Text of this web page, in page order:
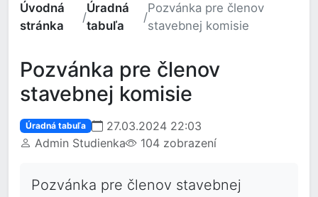
Úvodná
stránka
/
Úradná
tabuľa
/
Pozvánka pre členov
stavebnej komisie
Pozvánka pre členov
stavebnej komisie
Úradná tabuľa
27.03.2024 22:03
Admin Studienka
104 zobrazení
Pozvánka pre členov stavebnej